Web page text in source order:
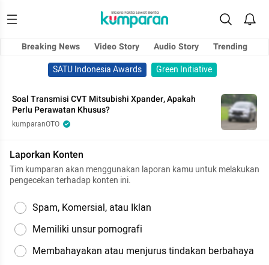
Breaking News Video Story Audio Story
Trending
SATU Indonesia Awards
Green Initiative
Soal Transmisi CVT Mitsubishi Xpander, Apakah
Perlu Perawatan Khusus?
kumparanOTO
Laporkan Konten
Tim kumparan akan menggunakan laporan kamu untuk melakukan
pengecekan terhadap konten ini.
Spam, Komersial, atau Iklan
Memiliki unsur pornografi
Membahayakan atau menjurus tindakan berbahaya